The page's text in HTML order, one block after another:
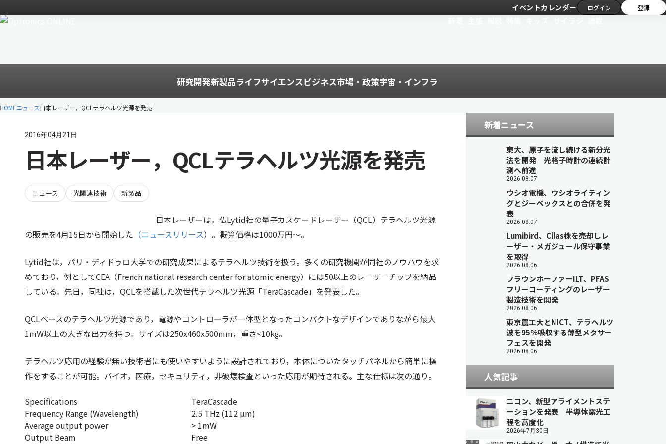
イベントカレンダー ログイン 登録
研究開発新製品ライフサイエンスビジネス市場・政策宇宙・インフラ
HOMEニュース日本レーザー，QCLテラヘルツ光源を発売
2016年04月21日
日本レーザー，QCLテラヘルツ光源を発売
ニュース 光関連技術 新製品
日本レーザーは，仏Lytid社の量子カスケードレーザー（QCL）テラヘルツ光源
の販売を4月15日から開始した （ニュースリリース）。概算価格は1000万円～。
Lytid社は，パリ・ディドゥロ大学での研究成果によるテラヘルツ技術を扱う。多くの研究機関が同社のノウハウを求
めており，例としてCEA（French national research center for atomic energy）には50以上のレーザーチップを納品
している。先日，同社は，QCLを搭載した次世代テラヘルツ光源「TeraCascade」を発表した。
QCLベースのテラヘルツ光源であり，電源やコントローラが一体型となったコンパクトなデザインでありながら最大
1mW以上の大きな出力を持つ。サイズは250x460x500mm，重さ<10kg。
テラヘルツ応用の経験が無い技術者にも使いやすいように設計されており，本体についたタッチパネルから簡単に操
作をすることが可能。バイオ，医療，セキュリティ，非破壊検査といった応用が期待される。主な仕様は次の通り。
Specifications
TeraCascade
Frequency Range (Wavelength)
2.5 THz (112 µm)
Average output power
> 1mW
Output Beam
Free
新着ニュース
東大、原子を流し続ける新分光
法を開発 光格子時計の連続計
測へ前進
2026.08.07
ウシオ電機、ウシオライティン
グとジーベックスとの合併を発
表
2026.08.07
Lumibird、Cilas株を売却しレ
ーザー・メガジュール保守事業
を取得
2026.08.06
フラウンホーファーILT、PFAS
フリーコーティングのレーザー
製造技術を開発
2026.08.06
東京農工大とNICT、テラヘルツ
波を95％吸収する薄型メタサー
フェスを開発
2026.08.06
人気記事
ニコン、新型アライメントステ
ーションを発表 半導体露光工
程を高度化
2026年7月30日